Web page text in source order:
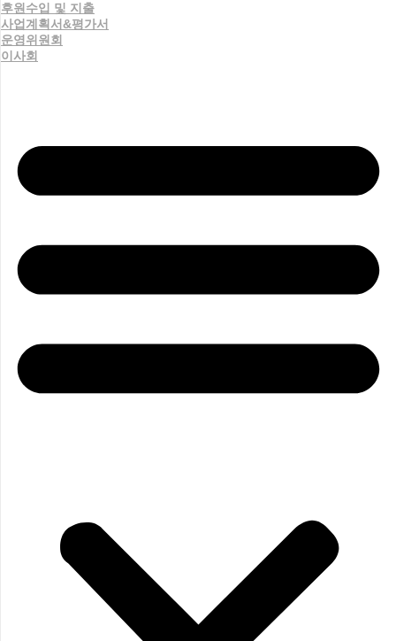
후원수입 및 지출
사업계획서&평가서
운영위원회
이사회